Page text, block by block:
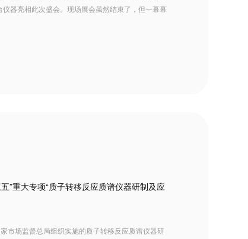
器亮相此次盛会。现场展会虽然结束了，但一幕幕
”重大专项“质子转移反应质谱仪器研制及应
市场监督总局组织实施的质子转移反应质谱仪器研